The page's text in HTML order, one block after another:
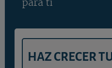
para ti
HAZ CRECER